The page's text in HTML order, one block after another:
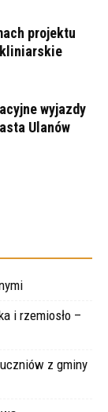
projektu
wyjazdy
Ulanów
i rzemiosło –
z gminy